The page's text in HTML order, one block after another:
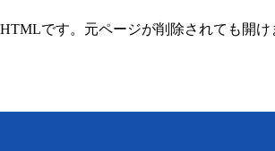
です。元ページが削除されても開け